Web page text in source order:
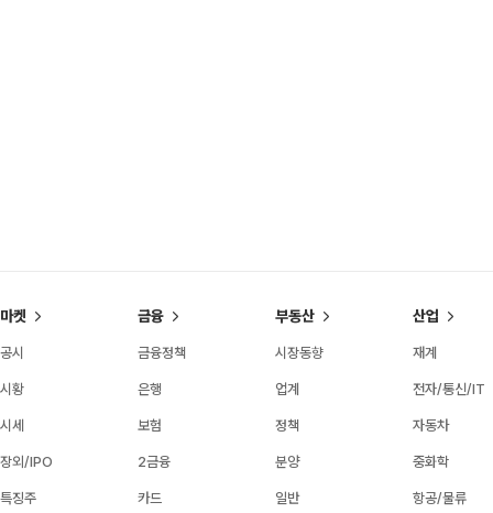
마켓
공시
시황
시세
장외/IPO
특징주
금융
금융정책
은행
보험
2금융
카드
부동산
시장동향
업계
정책
분양
일반
산업
재계
전자/통신/IT
자동차
중화학
항공/물류